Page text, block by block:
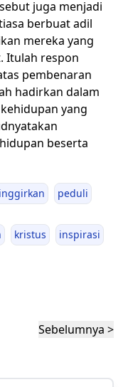
juga menjadi
berbuat adil
mereka yang
Itulah respon
pembenaran
hadirkan dalam
yang
beserta
peduli
kristus inspirasi
Sebelumnya >